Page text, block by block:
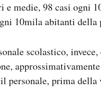
e medie, 98 casi ogni
10mila abitanti della
scolastico,
personale, prima della